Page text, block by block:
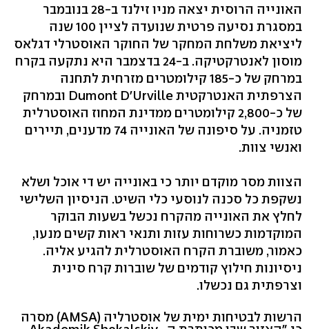
האונייה הרוסית יצאה מניו זילנד ב-28 בנובמבר
במסגרת נסיעה פרטית שנועדה לציין 100 שנה
ליציאת משלחת המחקר של החוקר האוסטרלי דגלאס
מוסון לאנטרקטיקה. ב-24 בדצמבר היא נתקעה בקרח
במרחק של כ-185 קילומטרים מזרחית לתחנה
הצרפתית האנטרקטית Dumont D'Urville ובמרחק
של כ-2,800 קילומטרים ממדינת המחוז האוסטרלית
טזמניה. על סיפונה של האונייה 74 מדענים, תיירים
ואנשי צוות.
הצוות מסר מוקדם יותר כי באונייה יש די אוכל ושלא
נשקפת כל סכנה לנוסעי כלי השיט. הניסיון השלישי
לחלץ את האונייה מהקרח נכשל בשעות הבוקר
המוקדמות כשרוחות עזות ותנאי ראות קשים מנעו,
כאמור, משוברת הקרח האוסטרלית להגיע אליה.
ניסיונות חילוץ קודמים של שוברות קרח סינית
וצרפתית גם נכשלו.
הרשות לבטיחות ימית של אוסטרליה (AMSA) מסרה